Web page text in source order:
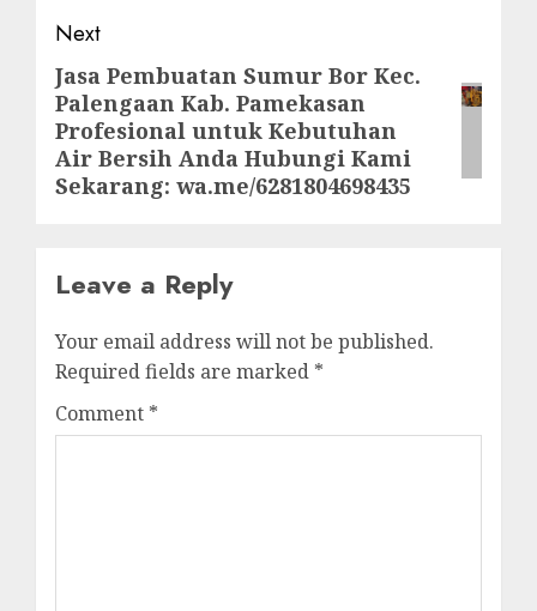
Next
Next
post:
Jasa Pembuatan Sumur Bor Kec.
Palengaan Kab. Pamekasan
Profesional untuk Kebutuhan
Air Bersih Anda Hubungi Kami
Sekarang: wa.me/6281804698435
Leave a Reply
Your email address will not be published.
Required fields are marked *
Comment *